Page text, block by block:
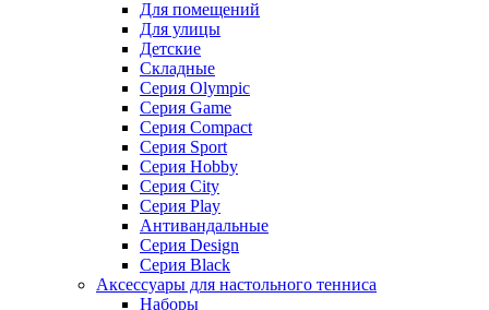
Для помещений
Для улицы
Детские
Складные
Серия Olympic
Серия Game
Серия Compact
Серия Sport
Серия Hobby
Серия City
Серия Play
Антивандальные
Серия Design
Серия Black
Аксессуары для настольного тенниса
Наборы